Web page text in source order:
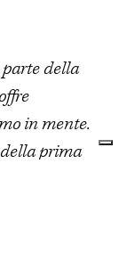
della
in mente.
prima